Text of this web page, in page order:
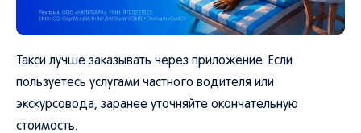
Такси лучше заказывать через приложение. Если
пользуетесь услугами частного водителя или
экскурсовода, заранее уточняйте окончательную
стоимость.